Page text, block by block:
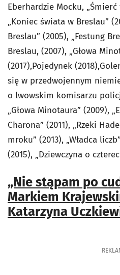
Eberhardzie Mocku, „Śmierć
„Koniec świata w Breslau”
Breslau” (2005), „Festung
Breslau, (2007), „Głowa
(2017),Pojedynek
się w przedwojennym
o lwowskim komisarzu
„Głowa Minotaura” (2009),
Charona” (2011), „Rzeki
mroku” (2013), „Władca
(2015), „Dziewczyna o
„Nie stąpam po
Markiem
Katarzyna